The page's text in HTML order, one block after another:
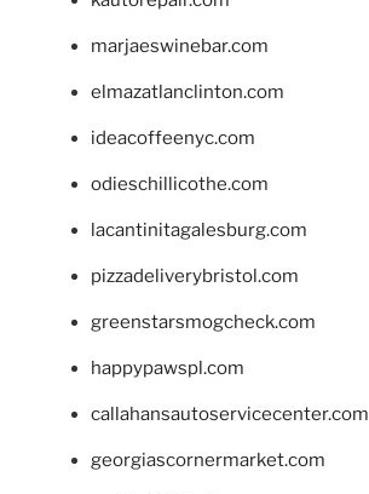
marjaeswinebar.com
elmazatlanclinton.com
ideacoffeenyc.com
odieschillicothe.com
lacantinitagalesburg.com
pizzadeliverybristol.com
greenstarsmogcheck.com
happypawspl.com
callahansautoservicecenter.com
georgiascornermarket.com